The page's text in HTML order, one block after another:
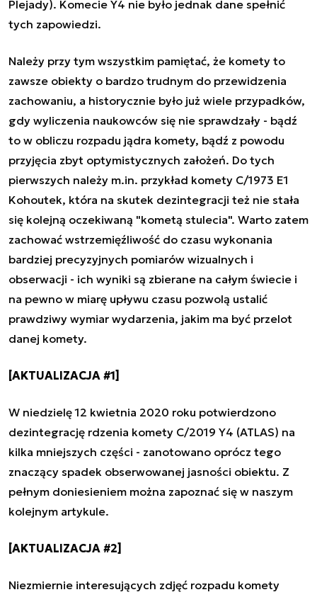
Plejady). Komecie Y4 nie było jednak dane spełnić
tych zapowiedzi.
Należy przy tym wszystkim pamiętać, że komety to
zawsze obiekty o bardzo trudnym do przewidzenia
zachowaniu, a historycznie było już wiele przypadków,
gdy wyliczenia naukowców się nie sprawdzały - bądź
to w obliczu rozpadu jądra komety, bądź z powodu
przyjęcia zbyt optymistycznych założeń. Do tych
pierwszych należy m.in. przykład komety C/1973 E1
Kohoutek, która na skutek dezintegracji też nie stała
się kolejną oczekiwaną "kometą stulecia". Warto zatem
zachować wstrzemięźliwość do czasu wykonania
bardziej precyzyjnych pomiarów wizualnych i
obserwacji - ich wyniki są zbierane na całym świecie i
na pewno w miarę upływu czasu pozwolą ustalić
prawdziwy wymiar wydarzenia, jakim ma być przelot
danej komety.
[AKTUALIZACJA #1]
W niedzielę 12 kwietnia 2020 roku potwierdzono
dezintegrację rdzenia komety C/2019 Y4 (ATLAS) na
kilka mniejszych części - zanotowano oprócz tego
znaczący spadek obserwowanej jasności obiektu. Z
pełnym doniesieniem można zapoznać się w naszym
kolejnym artykule.
[AKTUALIZACJA #2]
Niezmiernie interesujących zdjęć rozpadu komety